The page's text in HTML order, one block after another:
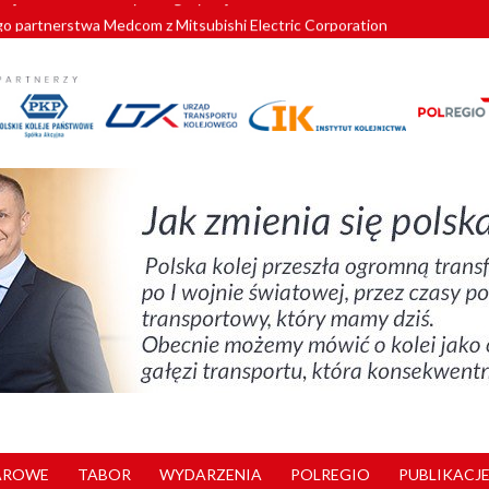
partnerstwa Medcom z Mitsubishi Electric Corporation
znów szuka dostawcy nowych EZT
kolejowych w północnej Wielkopolsce. Łatwiejsze dojazdy do pracy i
nowe standardy kategoryzacji dworców
TABOR WYDARZENIA POLREGIO